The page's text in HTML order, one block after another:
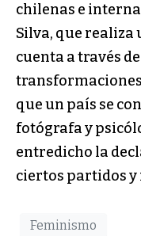
chilenas e
Silva, que realiza
cuenta a través
que un país se
fotógrafa y
entredicho la
ciertos partidos
Feminismo